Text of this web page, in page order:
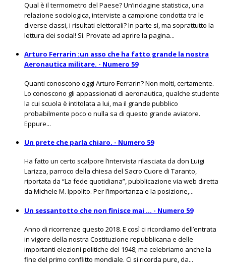
Qual è il termometro del Paese? Un’indagine statistica, una
relazione sociologica, interviste a campione condotta tra le
diverse classi, i risultati elettorali? In parte sì, ma soprattutto la
lettura dei social! Sì. Provate ad aprire la pagina...
Arturo Ferrarin :un asso che ha fatto grande la nostra
Aeronautica militare. - Numero 59
Quanti conoscono oggi Arturo Ferrarin? Non molti, certamente.
Lo conoscono gli appassionati di aeronautica, qualche studente
la cui scuola è intitolata a lui, ma il grande pubblico
probabilmente poco o nulla sa di questo grande aviatore.
Eppure...
Un prete che parla chiaro. - Numero 59
Ha fatto un certo scalpore l’intervista rilasciata da don Luigi
Larizza, parroco della chiesa del Sacro Cuore di Taranto,
riportata da “La fede quotidiana”, pubblicazione via web diretta
da Michele M. Ippolito. Per l’importanza e la posizione,...
Un sessantotto che non finisce mai … - Numero 59
Anno di ricorrenze questo 2018. E così ci ricordiamo dell’entrata
in vigore della nostra Costituzione repubblicana e delle
importanti elezioni politiche del 1948; ma celebriamo anche la
fine del primo conflitto mondiale. Ci si ricorda pure, da...